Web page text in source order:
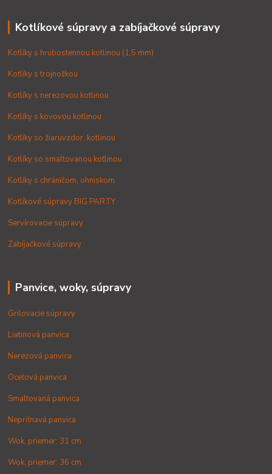
Kotlíkové súpravy a zabíjačkové súpravy
Kotlíky s hrubostennou kotlinou (1,5 mm)
Kotlíky s trojnožkou
Kotlíky s nerezovou kotlinou
Kotlíky s kovovou kotlinou
Kotlíky so žiaruvzdor. kotlinou
Kotlíky so smaltovanou kotlinou
Kotlíky s chráničom, ohniskom
Kotlíkové súpravy BIG PARTY
Servírovacie súpravy
Zabíjačkové súpravy
Panvice, woky, súpravy
Grilovacie súpravy
Liatinová panvica
Nerezová panvica
Oceľová panvica
Smaltovaná panvica
Nepriľnavá panvica
Wok, priemer: 31 cm
Wok, priemer: 36 cm